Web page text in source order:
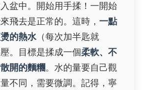
盆中。開始用手揉！一開始
飛去是正常的。這時， 一點
的熱水 （每次加半匙就
。目標是揉成一個柔軟、不
開的麵糰。水的量要自己觀
不同，需要微調。記得，寧